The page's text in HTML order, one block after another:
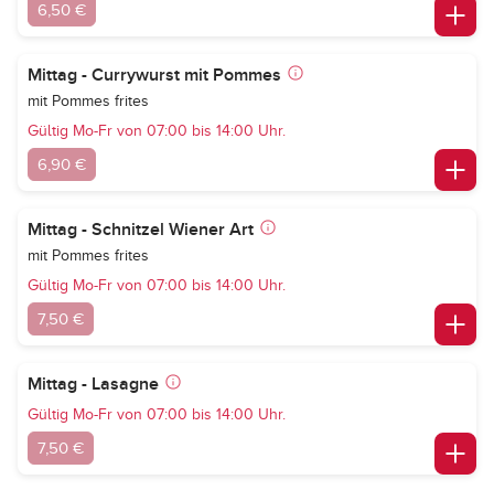
6,50 €
Mittag - Currywurst mit Pommes
mit Pommes frites
Gültig Mo-Fr von 07:00 bis 14:00 Uhr.
6,90 €
Mittag - Schnitzel Wiener Art
mit Pommes frites
Gültig Mo-Fr von 07:00 bis 14:00 Uhr.
7,50 €
Mittag - Lasagne
Gültig Mo-Fr von 07:00 bis 14:00 Uhr.
7,50 €